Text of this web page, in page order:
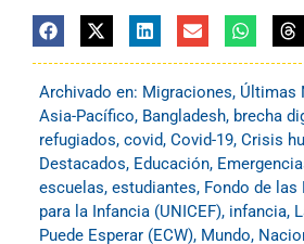
Archivado en: Migraciones, Últimas
Asia-Pacífico, Bangladesh, brecha
refugiados, covid, Covid-19, Crisis
Destacados, Educación,
escuelas, estudiantes, Fondo de las
para la Infancia (UNICEF), infancia,
Puede Esperar (ECW), Mundo,